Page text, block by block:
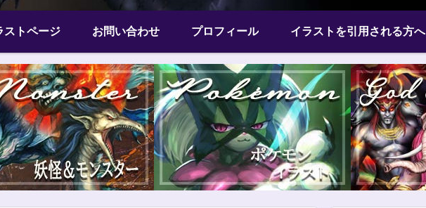
ストページ お問い合わせ プロフィール イラストを引用される方へ